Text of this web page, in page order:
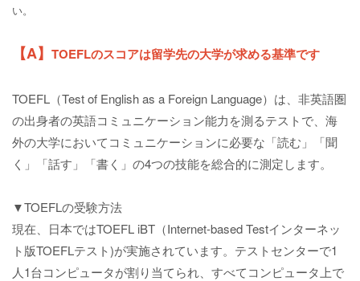
い。
【A】 TOEFLのスコアは留学先の大学が求める基準です
TOEFL（Test of English as a Foreign Language）は、非英語圏
の出身者の英語コミュニケーション能力を測るテストで、海
外の大学においてコミュニケーションに必要な「読む」「聞
く」「話す」「書く」の4つの技能を総合的に測定します。
▼TOEFLの受験方法
現在、日本ではTOEFL iBT（Internet-based Testインターネッ
ト版TOEFLテスト)が実施されています。テストセンターで1
人1台コンピュータが割り当てられ、すべてコンピュータ上で